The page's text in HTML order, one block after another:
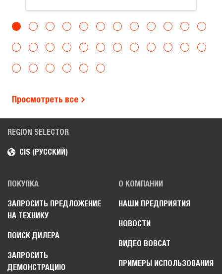
Просмотреть все
REGION SELECTOR
CIS (РУССКИЙ)
ПОКУПКА
ЗАПРОСИТЬ ПРЕДЛОЖЕНИЕ
НА ТЕХНИКУ
ПОИСК ДИЛЕРА
ЗАПРОСИТЬ
ДЕМОНСТРАЦИЮ
О КОМПАНИИ
НАШИ ПРЕДПРИЯТИЯ
НОВОСТИ
ВИДЕО BOBCAT
ПРИМЕРЫ ИСПОЛЬЗОВАНИЯ